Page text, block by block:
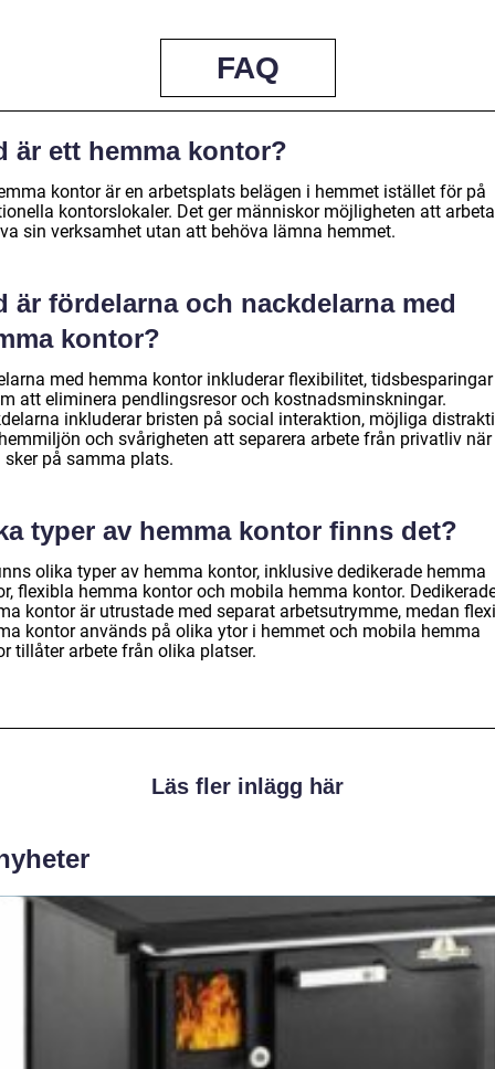
FAQ
är ett hemma kontor?
kontor är en arbetsplats belägen i hemmet istället för på
kontorslokaler. Det ger människor möjligheten att
sin verksamhet utan att behöva lämna hemmet.
är fördelarna och nackdelarna med
kontor?
med hemma kontor inkluderar flexibilitet, tidsbesparingar
att eliminera pendlingsresor och kostnadsminskningar.
inkluderar bristen på social interaktion, möjliga
och svårigheten att separera arbete från privatliv när
sker på samma plats.
typer av hemma kontor finns det?
olika typer av hemma kontor, inklusive dedikerade hemma
flexibla hemma kontor och mobila hemma kontor.
kontor är utrustade med separat arbetsutrymme, medan
kontor används på olika ytor i hemmet och mobila hemma
tillåter arbete från olika platser.
Läs fler inlägg här